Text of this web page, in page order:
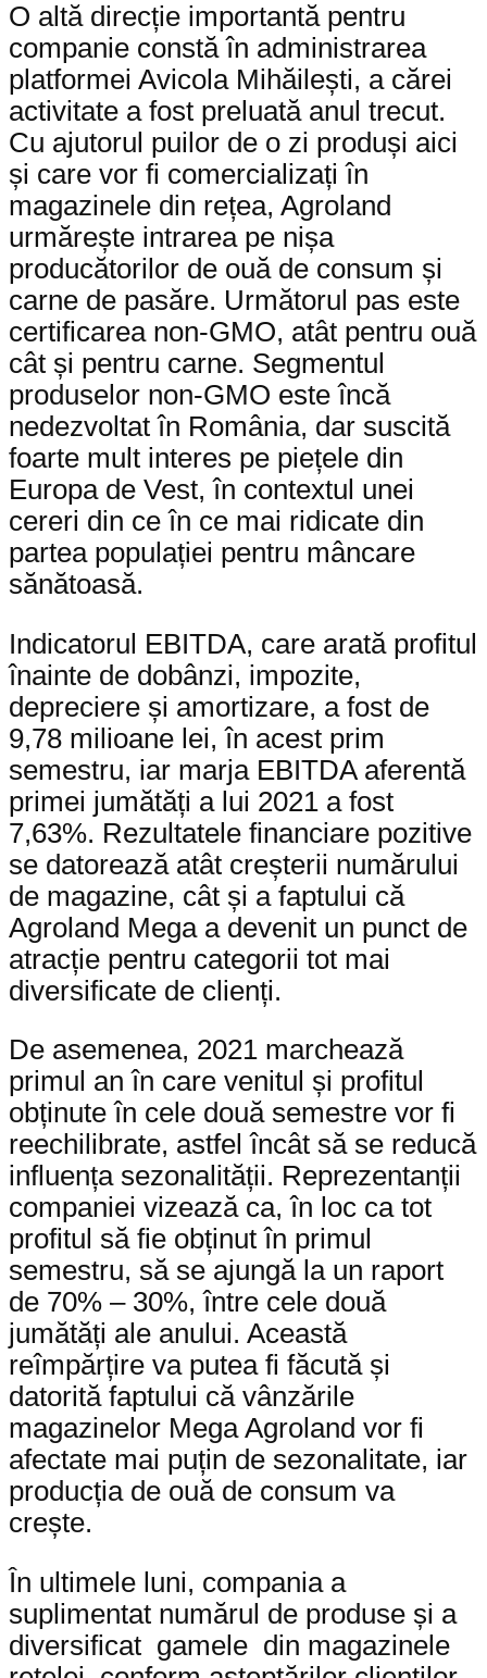
O altă direcție importantă pentru
companie constă în administrarea
platformei Avicola Mihăilești, a cărei
activitate a fost preluată anul trecut.
Cu ajutorul puilor de o zi produși aici
și care vor fi comercializați în
magazinele din rețea, Agroland
urmărește intrarea pe nișa
producătorilor de ouă de consum și
carne de pasăre. Următorul pas este
certificarea non-GMO, atât pentru ouă
cât și pentru carne. Segmentul
produselor non-GMO este încă
nedezvoltat în România, dar suscită
foarte mult interes pe piețele din
Europa de Vest, în contextul unei
cereri din ce în ce mai ridicate din
partea populației pentru mâncare
sănătoasă.
Indicatorul EBITDA, care arată profitul
înainte de dobânzi, impozite,
depreciere și amortizare, a fost de
9,78 milioane lei, în acest prim
semestru, iar marja EBITDA aferentă
primei jumătăți a lui 2021 a fost
7,63%. Rezultatele financiare pozitive
se datorează atât creșterii numărului
de magazine, cât și a faptului că
Agroland Mega a devenit un punct de
atracție pentru categorii tot mai
diversificate de clienți.
De asemenea, 2021 marchează
primul an în care venitul și profitul
obținute în cele două semestre vor fi
reechilibrate, astfel încât să se reducă
influența sezonalității. Reprezentanții
companiei vizează ca, în loc ca tot
profitul să fie obținut în primul
semestru, să se ajungă la un raport
de 70% – 30%, între cele două
jumătăți ale anului. Această
reîmpărțire va putea fi făcută și
datorită faptului că vânzările
magazinelor Mega Agroland vor fi
afectate mai puțin de sezonalitate, iar
producția de ouă de consum va
crește.
În ultimele luni, compania a
suplimentat numărul de produse și a
diversificat gamele din magazinele